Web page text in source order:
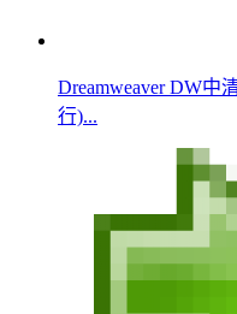
Dreamweaver DW中
行)...